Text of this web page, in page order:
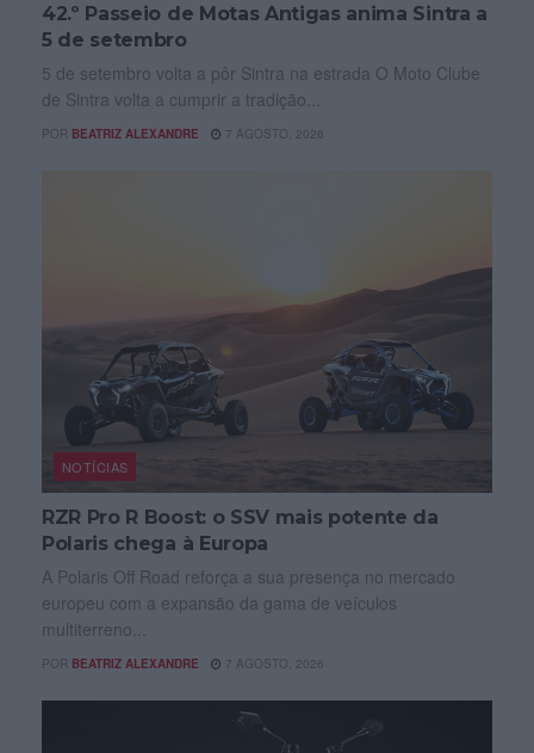
42.º Passeio de Motas Antigas anima Sintra a
5 de setembro
5 de setembro volta a pôr Sintra na estrada O Moto Clube
de Sintra volta a cumprir a tradição...
POR BEATRIZ ALEXANDRE 7 AGOSTO, 2026
NOTÍCIAS
RZR Pro R Boost: o SSV mais potente da
Polaris chega à Europa
A Polaris Off Road reforça a sua presença no mercado
europeu com a expansão da gama de veículos
multiterreno...
POR BEATRIZ ALEXANDRE 7 AGOSTO, 2026